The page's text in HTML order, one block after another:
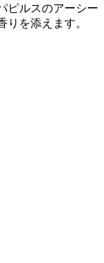
ピルスのアーシー
を添えます。